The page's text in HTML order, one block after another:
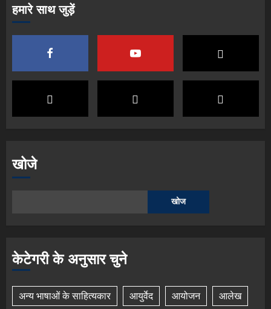
हमारे साथ जुड़ें
खोजे
खोज
केटेगरी के अनुसार चुने
अन्य भाषाओं के साहित्यकार आयुर्वेद आयोजन आलेख